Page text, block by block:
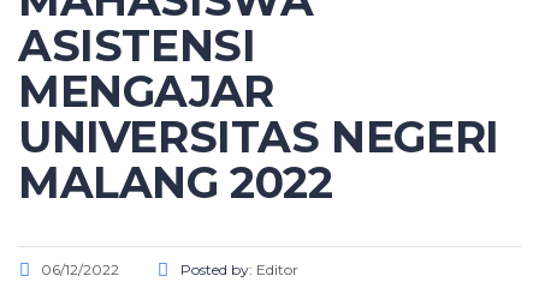
ASISTENSI
MENGAJAR
UNIVERSITAS NEGERI
MALANG 2022
06/12/2022 Posted by: Editor